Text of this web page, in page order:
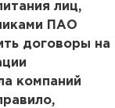
лиц,
ПАО
договоры на
компаний